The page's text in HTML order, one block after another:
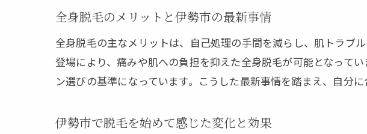
脱毛時の
伊勢市で
VIO脱毛を
全身脱毛のメリットと伊勢市の最新事情
全身脱毛の主なメリットは、自己処理の手間を減らし、肌トラブ
登場により、痛みや肌への負担を抑えた全身脱毛が可能となって
ン選びの基準になっています。こうした最新事情を踏まえ、自分に
伊勢市で脱毛を始めて感じた変化と効果